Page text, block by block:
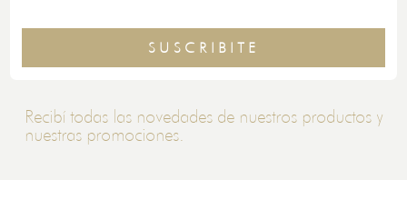
SUSCRIBITE
Recibí todas las novedades de nuestros productos y
nuestras promociones.